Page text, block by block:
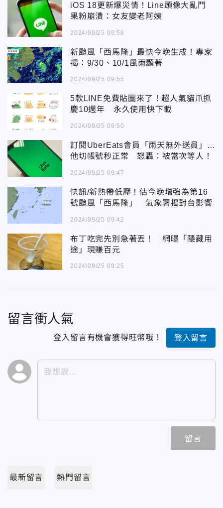
iOS 18更新爆災情！Line頭像大亂鬥
果粉崩潰：女友變老阿姨
2024/09/25 09:58
新颱風「西馬隆」最快今晚生成！專家
揭：9/30、10/1風雨顯著
2024/09/25 09:55
5款LINE免費貼圖來了！超人氣貓爪抓
慶10週年 永久使用快下載
2024/09/25 09:50
訂閱UberEats會員「雨天無外送員」…
他切帳號秒正常 怒轟：被當次等人！
2024/09/25 09:47
快訊/新熱帶低壓！估今晚增強為第16
號颱風「西馬隆」 氣象署揭對台影響
2024/09/25 09:42
布丁吃完先別急著丟！ 網曝「隱藏用
途」現賺百元
2024/09/25 09:25
留言衝人氣
登入留言有機會獲得旺幣哦！ 登入留言
留言
最新留言 熱門留言